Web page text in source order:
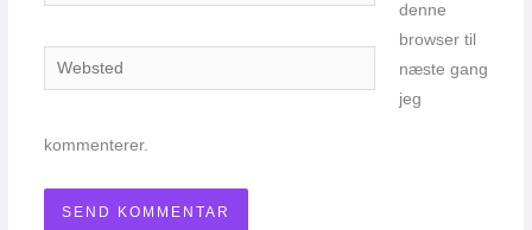
Websted
denne
browser til
næste gang
jeg
kommenterer.